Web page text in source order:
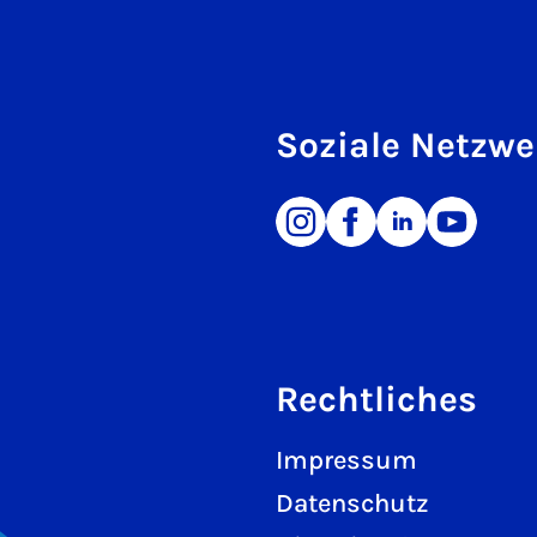
Soziale
Rechtliches
Impressum
Datenschutz